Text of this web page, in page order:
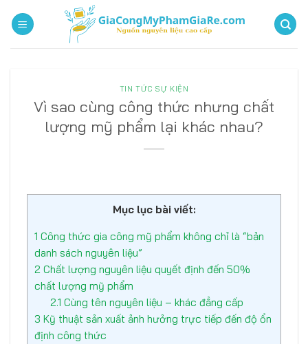
qua
TIN TỨC SỰ KIỆN
Vì sao cùng công thức nhưng chất
lượng mỹ phẩm lại khác nhau?
Mục lục bài viết:
1 Công thức gia công mỹ phẩm không chỉ là “bản
danh sách nguyên liệu”
2 Chất lượng nguyên liệu quyết định đến 50%
chất lượng mỹ phẩm
2.1 Cùng tên nguyên liệu – khác đẳng cấp
3 Kỹ thuật sản xuất ảnh hưởng trực tiếp đến độ ổn
định công thức